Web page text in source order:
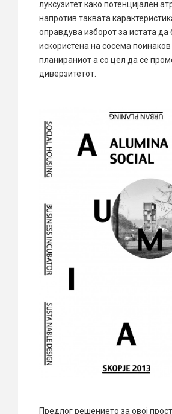
луксузитет како потенцијален
напротив таквата
оправдува изборот за истата да
искористена на сосема
планираниот а со цел да се
диверзитетот.
Предлог решението за овој